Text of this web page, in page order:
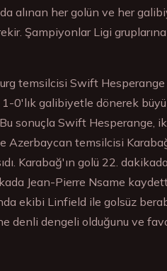
alınan her golün ve her
Şampiyonlar Ligi
temsilcisi Swift
0'lık galibiyetle dönerek
sonuçla Swift Hesperange,
Azerbaycan temsilcisi
Karabağ'ın golü 22.
Jean-Pierre Nsame
ekibi Linfield ile golsüz
denli dengeli olduğunu ve